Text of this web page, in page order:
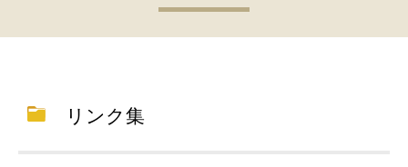
リンク集